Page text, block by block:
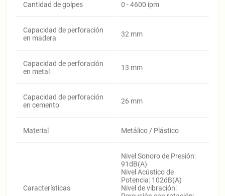
Cantidad de golpes 0 - 4600 ipm
Capacidad de perforación
en madera
32 mm
Capacidad de perforación
en metal
13 mm
Capacidad de perforación
en cemento
26 mm
Material Metálico / Plástico
Características
Nivel Sonoro de Presión:
91dB(A)
Nivel Acústico de
Potencia: 102dB(A)
Nivel de vibración: